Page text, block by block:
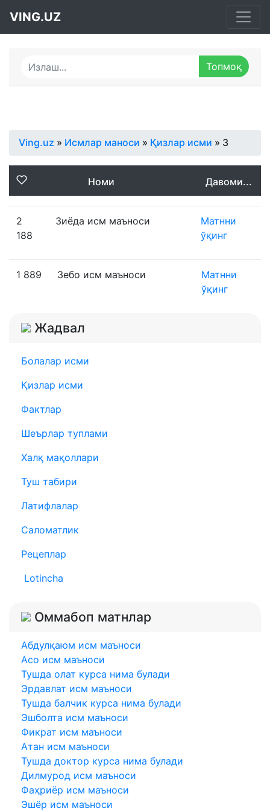
VING.UZ
Ving.uz » Исмлар маноси » Қизлар исми » З
Номи Давоми...
2
188
Зиёда исм маъноси
Матнни
ўқинг
1 889 Зебо исм маъноси
Матнни
ўқинг
Жадвал
Болалар исми
Қизлар исми
Фактлар
Шеърлар туплами
Халқ мақоллари
Туш табири
Латифлалар
Саломатлик
Рецеплар
Lotincha
Оммабоп матнлар
Абдулқаюм исм маъноси
Асо исм маъноси
Тушда олат курса нима булади
Эрдавлат исм маъноси
Тушда балчик курса нима булади
Эшболта исм маъноси
Фикрат исм маъноси
Атан исм маъноси
Тушда доктор курса нима булади
Дилмурод исм маъноси
Фаҳриёр исм маъноси
Эшёр исм маъноси